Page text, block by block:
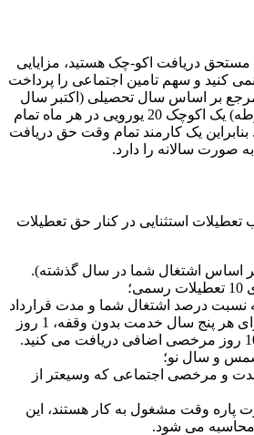
مستحق دریافت اکو-چک هستید، مزایایی
کنید و سهم تامین اجتماعی را پرداخت
بر اساس سال تحصیلی (اکتبر سال
قبل تا سپتامبر سال مربوطه) یک اکوچک 20 یورویی در هر ماه تمام
یک کارمند تمام وقت حق دریافت
تعطیلات استثنایی در کنار حق تعطیلات
نسبت درصد اشتغال شما و مدت قرارداد
شما در سال جاری). به ازای هر پنج سال خدمت بدون وقفه، 1 روز
و سال نو؛
مدت و مرخصی اجتماعی که وسیعتر از
پاره وقت مشغول به کار هستند، این
می شود.